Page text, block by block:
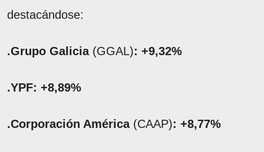
destacándose:
.Grupo Galicia (GGAL): +9,32%
.YPF: +8,89%
.Corporación América (CAAP): +8,77%